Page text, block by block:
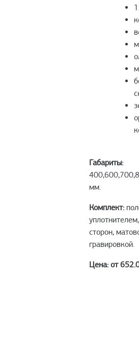
Габариты:
мм.
Комплект:
сторон,
гравировкой.
Цена: от